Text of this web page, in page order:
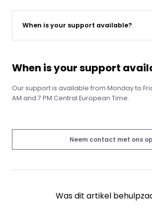
When is your support available?
When is your support
Our support is available from Monday to
AM and 7 PM Central European Time.
Neem contact met ons op
Was dit artikel